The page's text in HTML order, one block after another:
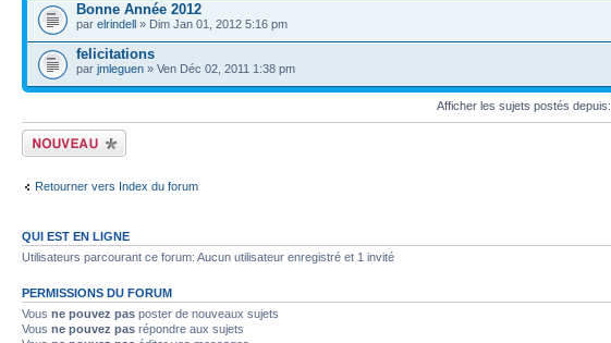
Bonne Année 2012
par elrindell » Dim Jan 01, 2012 5:16 pm
felicitations
par jmleguen » Ven Déc 02, 2011 1:38 pm
Afficher les sujets postés depuis:
Écrire un nouveau
sujet
Retourner vers Index du forum
QUI EST EN LIGNE
Utilisateurs parcourant ce forum: Aucun utilisateur enregistré et 1 invité
PERMISSIONS DU FORUM
Vous ne pouvez pas poster de nouveaux sujets
Vous ne pouvez pas répondre aux sujets